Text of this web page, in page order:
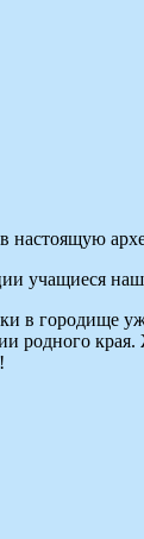
настоящую
учащиеся
в городище
родного